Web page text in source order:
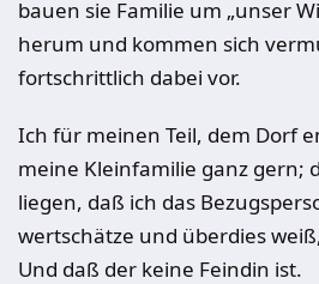
bauen sie Familie um „unser
herum und kommen sich
fortschrittlich dabei vor.
Ich für meinen Teil, dem Dorf
meine Kleinfamilie ganz gern;
liegen, daß ich das
wertschätze und überdies
Und daß der keine Feindin ist.